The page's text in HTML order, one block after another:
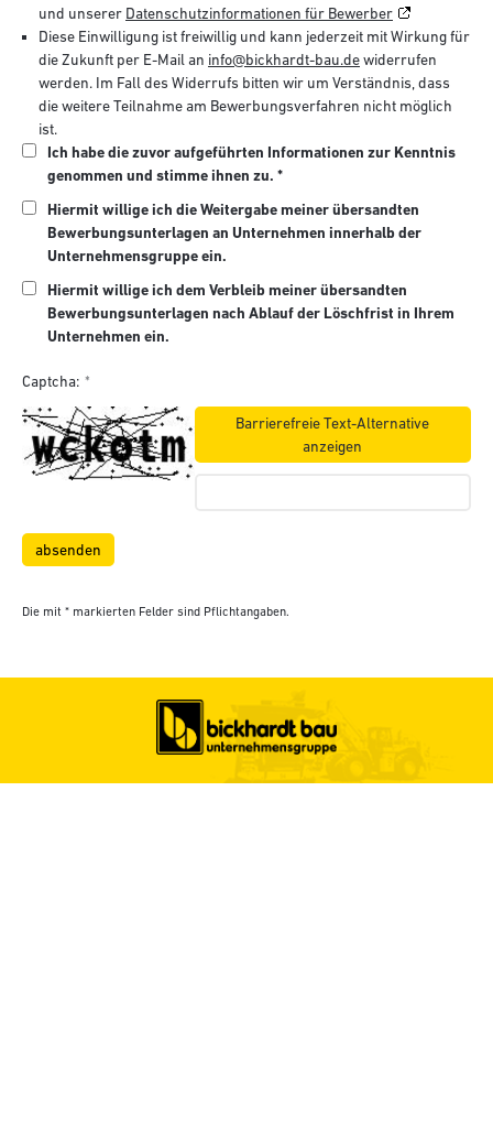
und unserer Datenschutzinformationen für Bewerber
Diese Einwilligung ist freiwillig und kann jederzeit mit Wirkung für
die Zukunft per E-Mail an info@bickhardt-bau.dewiderrufen
werden. Im Fall des Widerrufs bitten wir um Verständnis, dass
die weitere Teilnahme am Bewerbungsverfahren nicht möglich
ist.
Ich habe die zuvor aufgeführten Informationen zur Kenntnis
genommen und stimme ihnen zu. *
Hiermit willige ich die Weitergabe meiner übersandten
Bewerbungsunterlagen an Unternehmen innerhalb der
Unternehmensgruppe ein.
Hiermit willige ich dem Verbleib meiner übersandten
Bewerbungsunterlagen nach Ablauf der Löschfrist in Ihrem
Unternehmen ein.
Captcha:
Barrierefreie Text-Alternative
anzeigen
Die mit * markierten Felder sind Pflichtangaben.